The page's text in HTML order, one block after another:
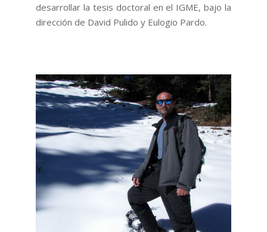
desarrollar la tesis doctoral en el IGME, bajo la
dirección de David Pulido y Eulogio Pardo.